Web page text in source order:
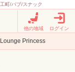
町/パブ/スナック
他の地域 ログイン
Lounge Princess